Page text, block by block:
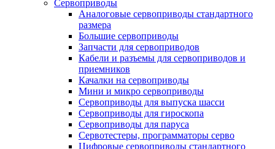
Сервоприводы
Аналоговые сервоприводы стандартного
размера
Большие сервоприводы
Запчасти для сервоприводов
Кабели и разъемы для сервоприводов и
приемников
Качалки на сервоприводы
Мини и микро сервоприводы
Сервоприводы для выпуска шасси
Сервоприводы для гироскопа
Сервоприводы для паруса
Сервотестеры, программаторы серво
Цифровые сервоприводы стандартного